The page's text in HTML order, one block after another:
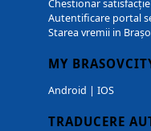
Chestionar satisfacție
Autentificare portal
Starea vremii in
MY
Android | IOS
TRADUCERE